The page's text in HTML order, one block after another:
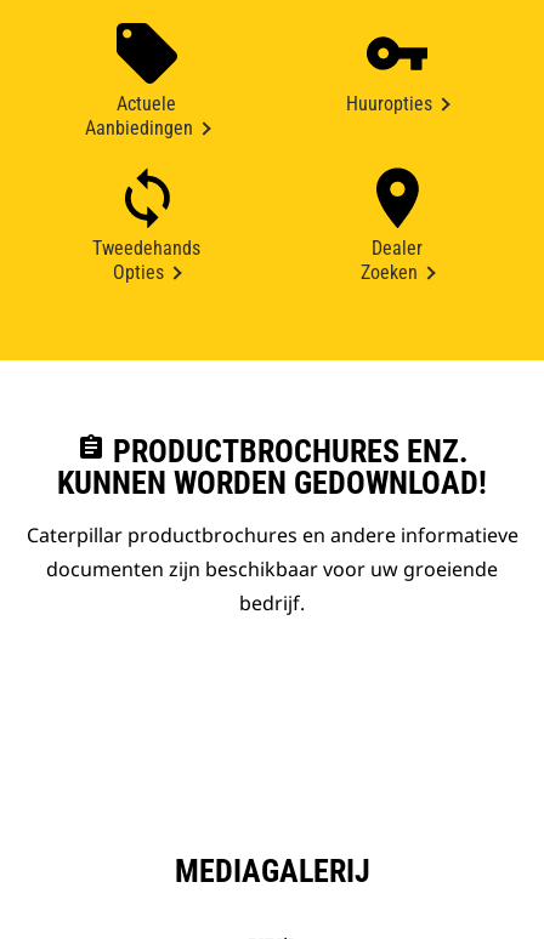
Actuele
Aanbiedingen
Huuropties
Tweedehands
Opties
Dealer
Zoeken
assignment PRODUCTBROCHURES ENZ.
KUNNEN WORDEN GEDOWNLOAD!
Caterpillar productbrochures en andere informatieve
documenten zijn beschikbaar voor uw groeiende
bedrijf.
MEDIAGALERIJ